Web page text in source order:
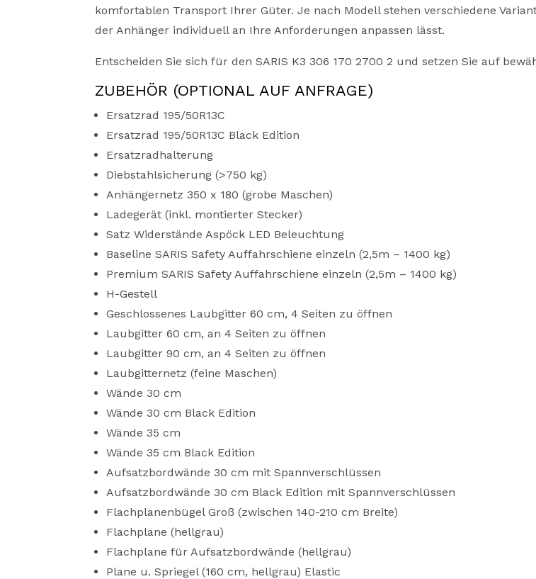
komfortablen Transport Ihrer Güter. Je nach Modell stehen verschiedene
der Anhänger individuell an Ihre Anforderungen anpassen lässt.
Entscheiden Sie sich für den SARIS K3 306 170 2700 2 und setzen Sie auf
ZUBEHÖR (OPTIONAL AUF ANFRAGE)
Ersatzrad 195/50R13C
Ersatzrad 195/50R13C Black Edition
Ersatzradhalterung
Diebstahlsicherung (>750 kg)
Anhängernetz 350 x 180 (grobe Maschen)
Ladegerät (inkl. montierter Stecker)
Satz Widerstände Aspöck LED Beleuchtung
Baseline SARIS Safety Auffahrschiene einzeln (2,5m – 1400 kg)
Premium SARIS Safety Auffahrschiene einzeln (2,5m – 1400 kg)
H-Gestell
Geschlossenes Laubgitter 60 cm, 4 Seiten zu öffnen
Laubgitter 60 cm, an 4 Seiten zu öffnen
Laubgitter 90 cm, an 4 Seiten zu öffnen
Laubgitternetz (feine Maschen)
Wände 30 cm
Wände 30 cm Black Edition
Wände 35 cm
Wände 35 cm Black Edition
Aufsatzbordwände 30 cm mit Spannverschlüssen
Aufsatzbordwände 30 cm Black Edition mit Spannverschlüssen
Flachplanenbügel Groß (zwischen 140-210 cm Breite)
Flachplane (hellgrau)
Flachplane für Aufsatzbordwände (hellgrau)
Plane u. Spriegel (160 cm, hellgrau) Elastic